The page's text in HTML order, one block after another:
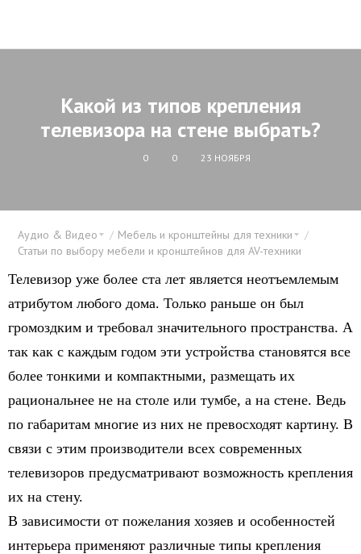
Какой из типов крепления
телевизора на стене выбрать?
0 0 23 НОЯБРЯ
Аудио & Видео
Мебель и кронштейны для техники
Статьи по выбору мебели и кронштейнов для AV-техники
Телевизор уже более ста лет является неотъемлемым
атрибутом любого дома. Только раньше он был
громоздким и требовал значительного пространства. А
так как с каждым годом эти устройства становятся все
более тонкими и компактными, размещать их
рациональнее не на столе или тумбе, а на стене. Ведь
по габаритам многие из них не превосходят картину. В
связи с этим производители всех современных
телевизоров предусматривают возможность крепления
их на стену.
В зависимости от пожелания хозяев и особенностей
интерьера применяют различные типы крепления